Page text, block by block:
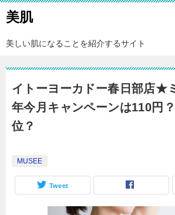
美肌
美しい肌になることを紹介するサイト
イトーヨーカドー春日部店★
年今月キャンペーンは110円
位？
MUSEE
Tweet